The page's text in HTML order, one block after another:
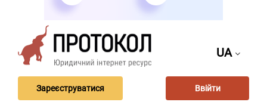
UA
Зареєструватися Ввійти